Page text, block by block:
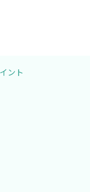
ント